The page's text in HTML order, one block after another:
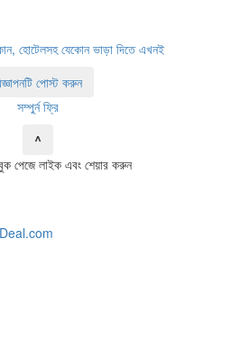
হোটেলসহ যেকোন ভাড়া দিতে এখনই
পোস্ট করুন
সম্পুর্ন ফ্রি
^
পেজে লাইক এবং শেয়ার করুন